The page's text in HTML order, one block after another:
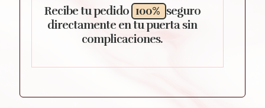
Recibe tu pedido 100% seguro
directamente en tu puerta sin
complicaciones.